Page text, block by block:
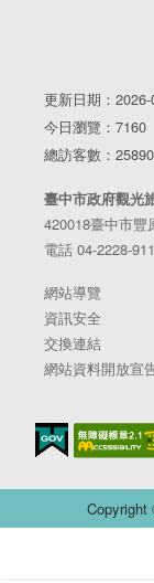
更新日期：
今日瀏覽：7160
總訪客數：
臺中市政府觀光
420018臺中市豐
電話 04-2228-
網站導覽
資訊安全
交換連結
網站資料開放宣
Copyright